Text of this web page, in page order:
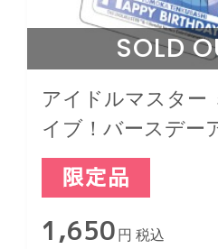
SOLD
アイドルマスター
イブ！バースデー
ロックキーホルダ
1,650 円 税込